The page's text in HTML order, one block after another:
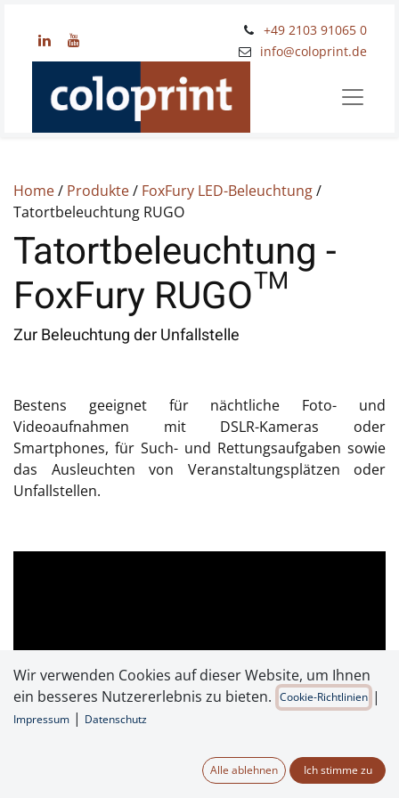
+49 2103 91065 0
​info@coloprint.de
Home/ Produkte/ FoxFury LED-Beleuchtung/
Tatortbeleuchtung RUGO
Tatortbeleuchtung -
FoxFury RUGO™
Zur Beleuchtung der Unfallstelle
Bestens geeignet für nächtliche Foto- und
Videoaufnahmen mit DSLR-Kameras oder
Smartphones, für Such- und Rettungsaufgaben sowie
das Ausleuchten von Veranstaltungsplätzen oder
Unfallstellen.
Wir verwenden Cookies auf dieser Website, um Ihnen
ein besseres Nutzererlebnis zu bieten. Cookie-Richtlinien |
Impressum | Datenschutz
Alle ablehnen Ich stimme zu